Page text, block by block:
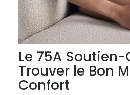
Le 75A Soutien-
Trouver le Bon
Confort